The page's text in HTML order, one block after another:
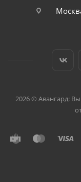
2026 © Авангард: